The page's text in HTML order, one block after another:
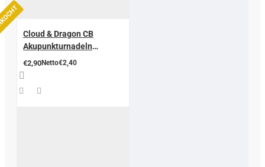
Cloud & Dragon CB
Akupunkturnadeln
Beschichtet – Für
Therapeuten
€2,90Netto€2,40